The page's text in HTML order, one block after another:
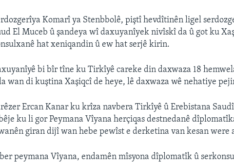
Komarî ya Stenbbolê, piştî hevdîtinên ligel
El Muceb û şandeya wî daxuyanîyek nivîskî da û got ku
hat xeniqandin û ew hat serjê kirin.
bi bîr tîne ku Tirkîyê careke din daxwaza 18
wan di kuştina Xaşiqcî de heye, lê daxwaza wê nehatiye
Ercan Kanar ku krîza navbera Tirkîyê û Erebistana
ku li gor Peymana Vîyana herçiqas destnedanê
giran dijî wan hebe pewîst e derketina van kesan were
peymana Vîyana, endamên mîsyona dîplomatîk û